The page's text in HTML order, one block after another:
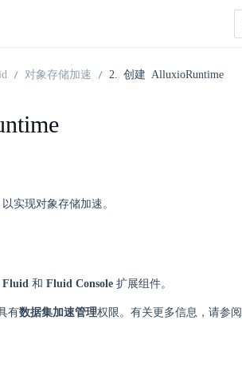
对象存储加速 2. 创建 AlluxioRuntime
实现对象存储加速。
Fluid 和 Fluid Console 扩展组件。
有数据集加速管理权限。有关更多信息，请参阅